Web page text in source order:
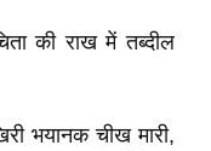
की राख में तब्दील
चीख मारी,